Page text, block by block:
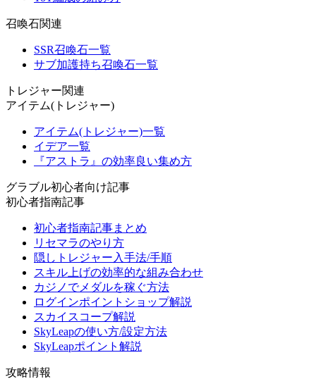
召喚石関連
SSR召喚石一覧
サブ加護持ち召喚石一覧
トレジャー関連
アイテム(トレジャー)
アイテム(トレジャー)一覧
イデア一覧
『アストラ』の効率良い集め方
グラブル初心者向け記事
初心者指南記事
初心者指南記事まとめ
リセマラのやり方
隠しトレジャー入手法/手順
スキル上げの効率的な組み合わせ
カジノでメダルを稼ぐ方法
ログインポイントショップ解説
スカイスコープ解説
SkyLeapの使い方/設定方法
SkyLeapポイント解説
攻略情報